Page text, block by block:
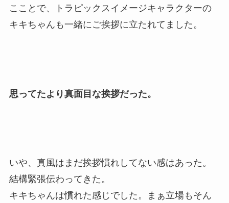
こことで、
トラピックスイメージキャラクターの
キキちゃんも一緒にご挨拶に立たれてました。
思ってたより真面目な挨拶だった。
いや、真風はまだ挨拶慣れしてない感はあった。
結構緊張伝わってきた。
キキちゃんは慣れた感じでした。まぁ立場もそん